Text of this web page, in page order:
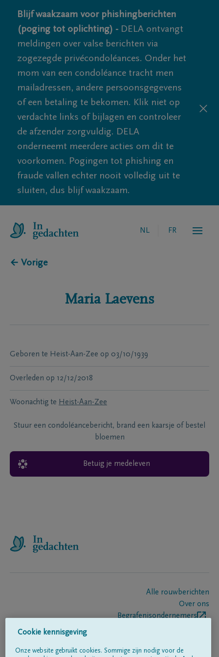
Blijf waakzaam voor phishingberichten
(poging tot oplichting) - DELA ontvangt
meldingen over valse berichten via
zogezegde privécondoléances. Onder het
mom van een condoléance tracht men
mailadressen, andere persoonsgegevens
of een betaling te bekomen. Klik niet op
verdachte links of bijlagen en controleer
de afzender zorgvuldig. DELA
onderneemt meerdere acties om dit te
voorkomen. Pogingen tot phishing en
fraude vallen echter nooit volledig uit te
sluiten, dus blijf waakzaam.
NL FR
← Vorige
Maria Laevens
Geboren te Heist-Aan-Zee op 03/10/1939
Overleden op 12/12/2018
Woonachtig te Heist-Aan-Zee
Stuur een condoléancebericht, brand een kaarsje of bestel
bloemen
Betuig je medeleven
Alle rouwberichten
Over ons
Begrafenisondernemers
Cookie kennisgeving
Onze website gebruikt cookies. Sommige zijn nodig voor de